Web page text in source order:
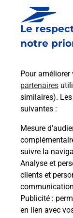
Le
notre
Pour améliorer
partenaires
similaires).
suivantes :
Mesure
suivre la
Analyse et
clients et
Publicité :
en lien avec
Prochaine
21 Rue
79800 Salles
Itinéraire
Le lien s'ouvre dans